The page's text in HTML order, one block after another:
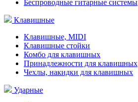
Беспроводные гитарные системы
Клавишные
Клавишные, MIDI
Клавишные стойки
Комбо для клавишных
Принадлежности для клавишных
Чехлы, накидки для клавишных
Ударные